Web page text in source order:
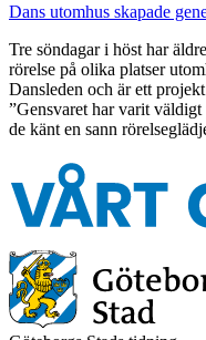
Dans utomhus skapade
Tre söndagar i höst har
rörelse på olika platser
Dansleden och är ett
”Gensvaret har varit
de känt en sann